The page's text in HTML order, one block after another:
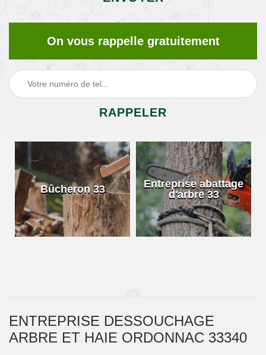
On vous rappelle gratuitement
Bûcheron 33
Entreprise abattage
d'arbre 33
ENTREPRISE DESSOUCHAGE
ARBRE ET HAIE ORDONNAC 33340